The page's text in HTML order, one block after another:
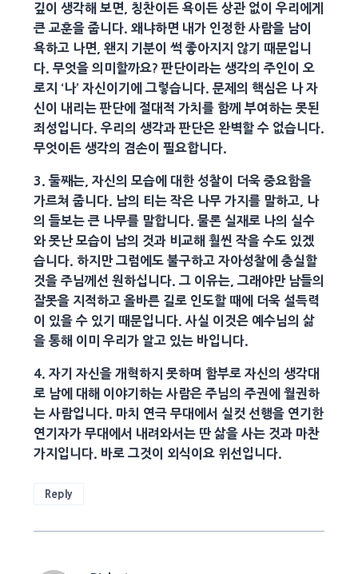
깊이 생각해 보면, 칭찬이든 욕이든 상관 없이 우리에게
큰 교훈을 줍니다. 왜냐하면 내가 인정한 사람을 남이
욕하고 나면, 왠지 기분이 썩 좋아지지 않기 때문입니
다. 무엇을 의미할까요? 판단이라는 생각의 주인이 오
로지 ‘나’ 자신이기에 그렇습니다. 문제의 핵심은 나 자
신이 내리는 판단에 절대적 가치를 함께 부여하는 못된
죄성입니다. 우리의 생각과 판단은 완벽할 수 없습니다.
무엇이든 생각의 겸손이 필요합니다.
3. 둘째는, 자신의 모습에 대한 성찰이 더욱 중요함을
가르쳐 줍니다. 남의 티는 작은 나무 가지를 말하고, 나
의 들보는 큰 나무를 말합니다. 물론 실재로 나의 실수
와 못난 모습이 남의 것과 비교해 훨씬 작을 수도 있겠
습니다. 하지만 그럼에도 불구하고 자아성찰에 충실할
것을 주님께선 원하십니다. 그 이유는, 그래야만 남들의
잘못을 지적하고 올바른 길로 인도할 때에 더욱 설득력
이 있을 수 있기 때문입니다. 사실 이것은 예수님의 삶
을 통해 이미 우리가 알고 있는 바입니다.
4. 자기 자신을 개혁하지 못하며 함부로 자신의 생각대
로 남에 대해 이야기하는 사람은 주님의 주권에 월권하
는 사람입니다. 마치 연극 무대에서 실컷 선행을 연기한
연기자가 무대에서 내려와서는 딴 삶을 사는 것과 마찬
가지입니다. 바로 그것이 외식이요 위선입니다.
Reply